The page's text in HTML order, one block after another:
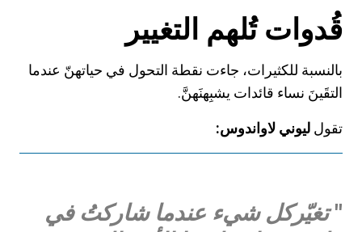
قُدوات تُلهم التغيير
بالنسبة للكثيرات، جاءت نقطة التحول في حياتهنّ عندما
التقَينَ نساء قائدات يشبِهنَهنَّ.
تقول ليوني لاواندوس:
"تغيّركل شيء عندما شاركتُ في